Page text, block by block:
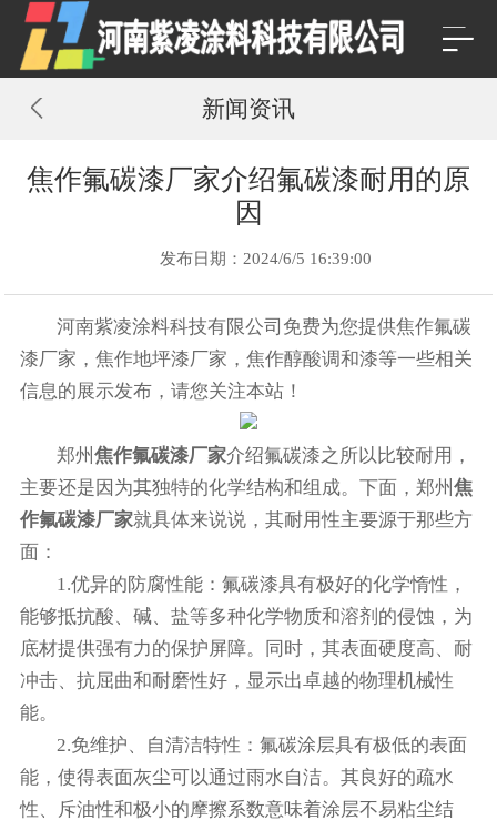
新闻资讯
焦作氟碳漆厂家介绍氟碳漆耐用的原
因
发布日期：2024/6/5 16:39:00
河南紫凌涂料科技有限公司免费为您提供焦作氟碳
漆厂家 ，焦作地坪漆厂家，焦作醇酸调和漆等一些相关
信息的展示发布，请您关注本站！
郑州焦作氟碳漆厂家介绍氟碳漆之所以比较耐用，
主要还是因为其独特的化学结构和组成。下面，郑州 焦
作氟碳漆厂家就具体来说说，其耐用性主要源于那些方
面：
1.优异的防腐性能：氟碳漆具有极好的化学惰性，
能够抵抗酸、碱、盐等多种化学物质和溶剂的侵蚀，为
底材提供强有力的保护屏障。同时，其表面硬度高、耐
冲击、抗屈曲和耐磨性好，显示出卓越的物理机械性
能。
2.免维护、自清洁特性：氟碳涂层具有极低的表面
能，使得表面灰尘可以通过雨水自洁。其良好的疏水
性、斥油性和极小的摩擦系数意味着涂层不易粘尘结